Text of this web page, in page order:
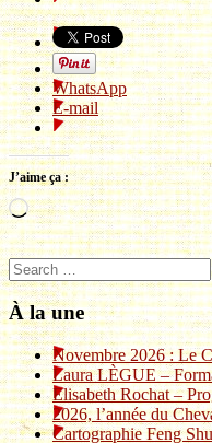
WhatsApp
E-mail
J’aime ça :
Chargement…
Search
À la une
Novembre 2026 : Le
Laura LÈGUE –
Elisabeth Rochat –
2026, l’année du
Cartographie Feng